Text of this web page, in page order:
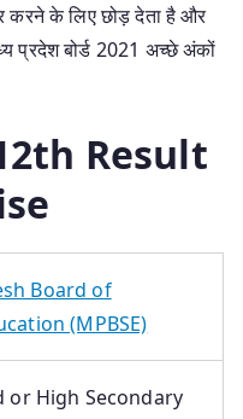
करने के लिए छोड़ देता है और
प्रदेश बोर्ड 2021 अच्छे अंकों
Result
Board of
(MPBSE)
or High Secondary